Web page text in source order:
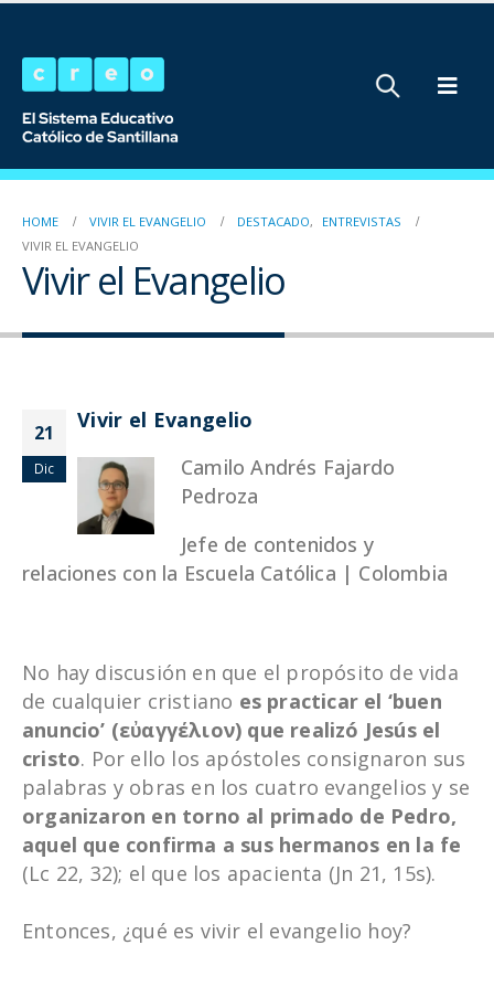
HOME VIVIR EL EVANGELIO DESTACADO,
ENTREVISTAS
VIVIR EL EVANGELIO
Vivir el Evangelio
21
Dic
Vivir el Evangelio
Camilo Andrés Fajardo
Pedroza
Jefe de contenidos y
relaciones con la Escuela Católica | Colombia
No hay discusión en que el propósito de vida
de cualquier cristiano es practicar el ‘buen
anuncio’ (εὐαγγέλιον) que realizó Jesús el
cristo. Por ello los apóstoles consignaron sus
palabras y obras en los cuatro evangelios y se
organizaron en torno al primado de Pedro,
aquel que confirma a sus hermanos en la fe
(Lc 22, 32); el que los apacienta (Jn 21, 15s).
Entonces, ¿qué es vivir el evangelio hoy?